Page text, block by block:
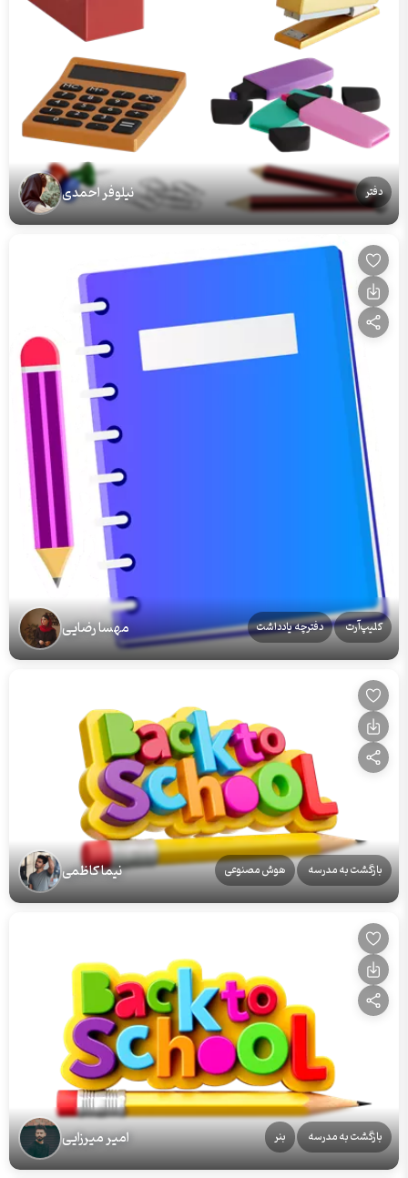
دفتر نیلوفر احمدی
کلیپ‌آرت دفترچه یادداشت مهسا رضایی
بازگشت به مدرسه هوش مصنوعی نیما کاظمی
بازگشت به مدرسه بنر امیر میرزایی